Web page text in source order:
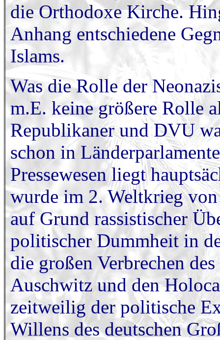
die Orthodoxe Kirche.
Anhang entschiedene
Islams.
Was die Rolle der
m.E. keine größere Rolle
Republikaner und DVU
schon in
Pressewesen liegt
wurde im 2. Weltkrieg
auf Grund rassistischer
politischer Dummheit in
die großen Verbrechen
Auschwitz und den
zeitweilig der politische
Willens des deutschen